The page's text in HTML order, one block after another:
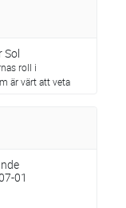
Sol
roll i
är värt att veta
01